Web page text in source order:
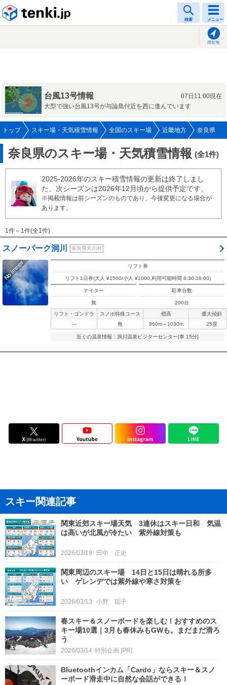
検索 メニュー
現在地
台風13号情報
07日11:00現在
大型で強い台風13号が与論島付近を西に進んでいます
トップ スキー場・天気積雪情報 全国のスキー場 近畿地方 奈良県
奈良県のスキー場・天気積雪情報 (全1件)
2025-2026年のスキー積雪情報の更新は終了しまし
た。次シーズンは2026年12月頃から提供予定です。
※掲載情報は前シーズンのものであり、今後変更になる場合が
あります。
1件～1件(全1件)
スノーパーク洞川 奈良県天川村
リフト券
リフト1日券(大人 ¥1500/小人 ¥1000,利用可能時間 8:30-16:00)
ナイター
無
駐車台数
200台
リフト・ゴンドラ
スノボ特殊コース 標高
最大傾斜
---
無 960m～1030m 25度
近くの温泉情報： 洞川温泉ビジターセンター[車 15分]
スキー関連記事
関東近郊スキー場天気 3連休はスキー日和 気温
は高いが北風が冷たい 紫外線対策も
2026/03/19 田中 正史
関東周辺のスキー場 14日と15日は晴れる所多
い ゲレンデでは紫外線や寒さ対策を
2026/03/13 小野 聡子
春スキー＆スノーボードを楽しむ！おすすめのス
キー場10選｜3月も春休みもGWも。まだまだ滑ろ
う
2026/03/14 特別企画 [PR]
Bluetoothインカム「Cardo」ならスキー＆スノ
ーボード滑走中に自然な会話ができる！